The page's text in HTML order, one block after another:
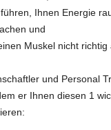
Ihnen Energie
und
Muskel nicht richtig
und Personal
er Ihnen diesen 1